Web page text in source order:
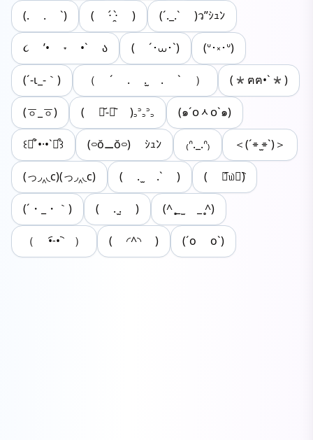
(. . `) ( ⋅́ ̯⋅̀ ) (´._.` )ว”ｼｭﾝ
૮ ’• ˕ •` ა ( ´･⩊･`) (ᐡ･༝･ᐡ)
(´-ι_-｀) （ ´ . .̫ . ` ） (*ฅฅ•`*)
(ㆆ_ㆆ) ( ･᷄-･᷅ )꜆꜄꜆꜄꜆ (๑´ᴏᆺᴏ`๑)
꒰⌯͒´•·•`⌯͒꒱ (࿁ŏ⚊︎ŏ࿁) ｼｭﾝ ₍ᐢ._.ᐢ₎ ＜(´⌯ ̫⌯`)＞
(っ◞︎‸◟︎c)(っ◞︎‸◟︎c) ( . ̫ .` ) ( ﹒︠௰﹒︡)
(´・_・｀) ( . ̫. ) (^ ̥_ ̫ _ ̥^)
（ •︠˗•︡ ） ( ◜^◝ ) (´o o`)